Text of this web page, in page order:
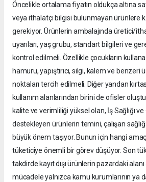
Öncelikle ortalama fiyatın oldukça altına
veya ithalatçı bilgisi bulunmayan ürünlere
gerekiyor. Ürünlerin ambalajında üretici/
uyarıları, yaş grubu, standart bilgileri ve
kontrol edilmeli. Özellikle çocukların
hamuru, yapıştırıcı, silgi, kalem ve benzeri
noktaları tercih edilmeli. Diğer yandan
kullanım alanlarından birini de ofisler
kalite ve verimliliği yüksel olan, İş Sağlığı ve
destekleyen ürünlerin temini, çalışan
büyük önem taşıyor. Bunun için hangi amaç
tüketiciye önemli bir görev düşüyor. Son
takdirde kayıt dışı ürünlerin pazardaki alanı
mücadele yalnızca kamu kurumlarının ya